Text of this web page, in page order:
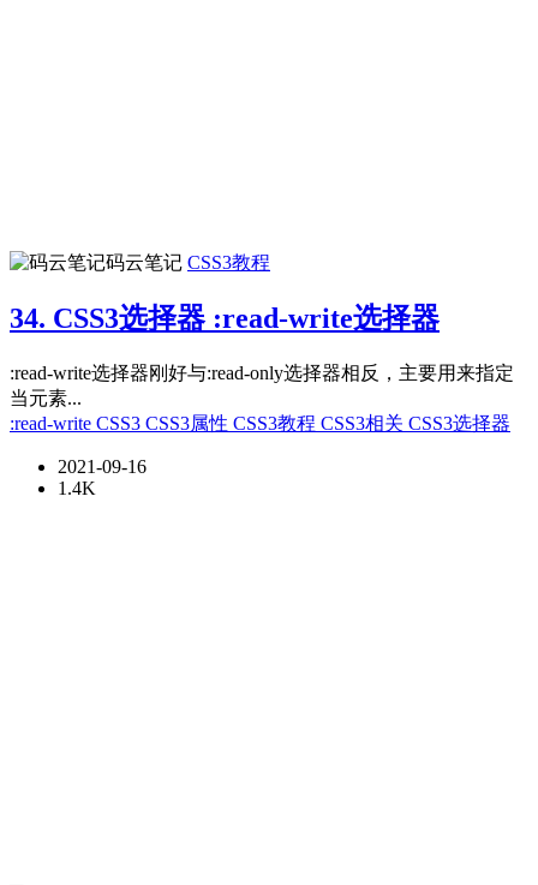
码云笔记 CSS3教程
34. CSS3选择器 :read-write选择器
:read-write选择器刚好与:read-only选择器相反，主要用来指定
当元素...
:read-write CSS3 CSS3属性 CSS3教程 CSS3相关 CSS3选择器
2021-09-16
1.4K